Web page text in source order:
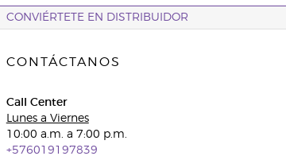
CONVIÉRTETE EN DISTRIBUIDOR
CONTÁCTANOS
Call Center
Lunes a Viernes
10:00 a.m. a 7:00 p.m.
+576019197839